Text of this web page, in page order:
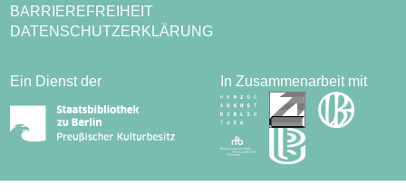
BARRIEREFREIHEIT
DATENSCHUTZERKLÄRUNG
Ein Dienst der In Zusammenarbeit mit